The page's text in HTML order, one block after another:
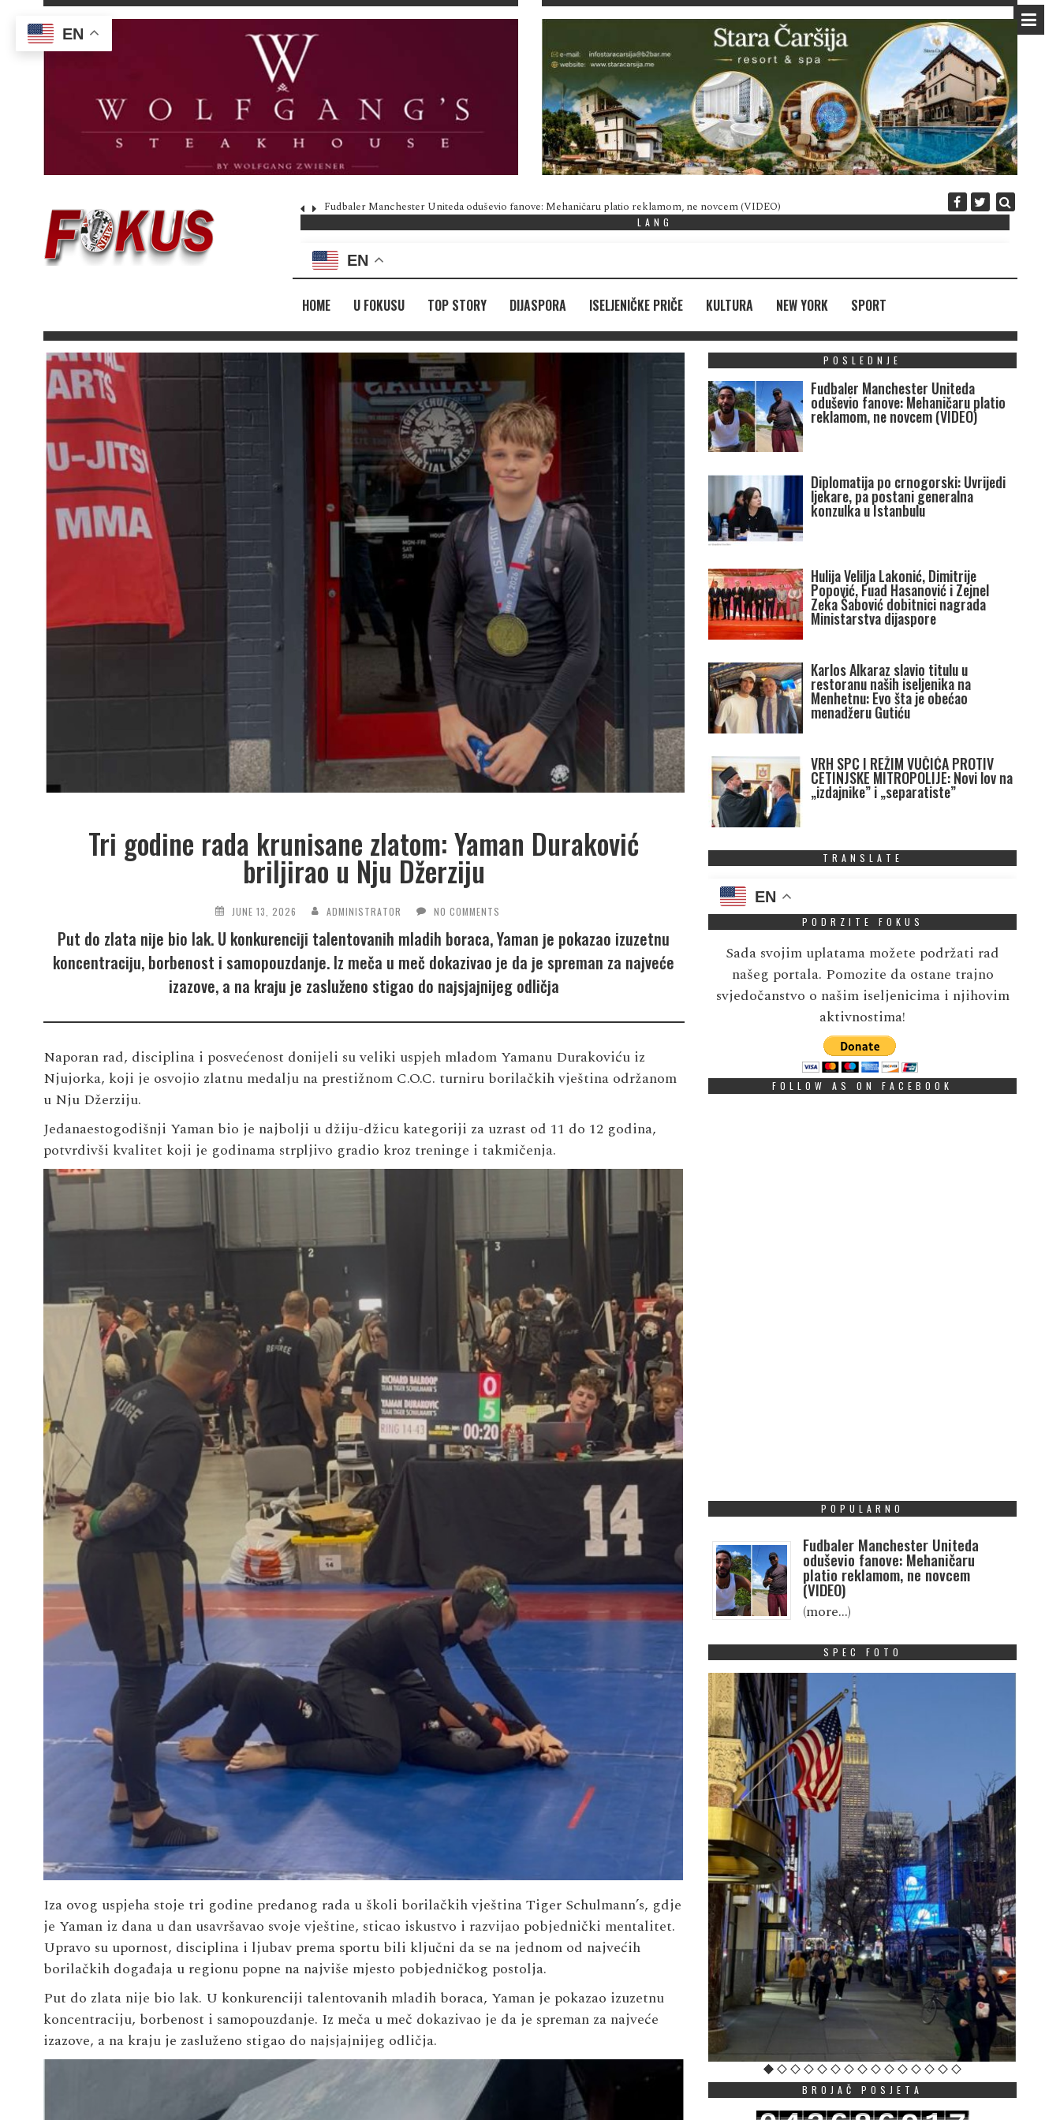
Fudbaler Manchester Uniteda oduševio fanove: Mehaničaru platio reklamom, ne novcem (VIDEO) Diplomatija po
LANG
EN
HOME U FOKUSU TOP STORY DIJASPORA ISELJENIČKE PRIČE KULTURA NEW YORK SPORT
Tri godine rada krunisane zlatom: Yaman Duraković
briljirao u Nju Džerziju
JUNE 13, 2026 ADMINISTRATOR NO COMMENTS
Put do zlata nije bio lak. U konkurenciji talentovanih mladih boraca, Yaman je pokazao izuzetnu
koncentraciju, borbenost i samopouzdanje. Iz meča u meč dokazivao je da je spreman za najveće
izazove, a na kraju je zasluženo stigao do najsjajnijeg odličja
Naporan rad, disciplina i posvećenost donijeli su veliki uspjeh mladom Yamanu Durakoviću iz
Njujorka, koji je osvojio zlatnu medalju na prestižnom C.O.C. turniru borilačkih vještina održanom
u Nju Džerziju.
Jedanaestogodišnji Yaman bio je najbolji u džiju-džicu kategoriji za uzrast od 11 do 12 godina,
potvrdivši kvalitet koji je godinama strpljivo gradio kroz treninge i takmičenja.
Iza ovog uspjeha stoje tri godine predanog rada u školi borilačkih vještina Tiger Schulmann’s, gdje
je Yaman iz dana u dan usavršavao svoje vještine, sticao iskustvo i razvijao pobjednički mentalitet.
Upravo su upornost, disciplina i ljubav prema sportu bili ključni da se na jednom od najvećih
borilačkih događaja u regionu popne na najviše mjesto pobjedničkog postolja.
Put do zlata nije bio lak. U konkurenciji talentovanih mladih boraca, Yaman je pokazao izuzetnu
koncentraciju, borbenost i samopouzdanje. Iz meča u meč dokazivao je da je spreman za najveće
izazove, a na kraju je zasluženo stigao do najsjajnijeg odličja.
POSLEDNJE
Fudbaler Manchester Uniteda
oduševio fanove: Mehaničaru platio
reklamom, ne novcem (VIDEO)
Diplomatija po crnogorski: Uvrijedi
ljekare, pa postani generalna
konzulka u Istanbulu
Hulija Velilja Lakonić, Dimitrije
Popović, Fuad Hasanović i Zejnel
Zeka Šabović dobitnici nagrada
Ministarstva dijaspore
Karlos Alkaraz slavio titulu u
restoranu naših iseljenika na
Menhetnu: Evo šta je obećao
menadžeru Gutiću
VRH SPC I REŽIM VUČIĆA PROTIV
CETINJSKE MITROPOLIJE: Novi lov na
„izdajnike” i „separatiste”
TRANSLATE
EN
PODRZITE FOKUS
Sada svojim uplatama možete podržati rad
našeg portala. Pomozite da ostane trajno
svjedočanstvo o našim iseljenicima i njihovim
aktivnostima!
FOLLOW AS ON FACEBOOK
POPULARNO
Fudbaler Manchester Uniteda
oduševio fanove: Mehaničaru
platio reklamom, ne novcem
(VIDEO)
(more…)
SPEC FOTO
BROJAČ POSJETA
EN